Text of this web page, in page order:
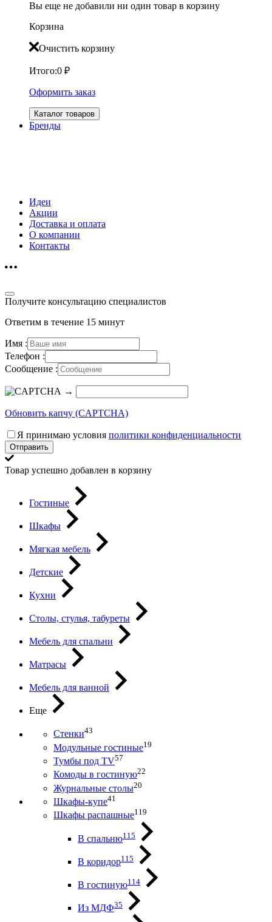
Вы еще не добавили ни один товар в корзину
Корзина
Очистить корзину
Итого:0 ₽
Оформить заказ
Каталог товаров
Бренды
Идеи
Акции
Доставка и оплата
О компании
Контакты
Получите консультацию специалистов
Ответим в течение 15 минут
Имя :
Телефон :
Сообщение :
→
Обновить капчу (CAPTCHA)
Я принимаю условия политики конфиденциальности
Отправить
Товар успешно добавлен в корзину
Гостиные
Шкафы
Мягкая мебель
Детские
Кухни
Столы, стулья, табуреты
Мебель для спальни
Матрасы
Мебель для ванной
Еще
Стенки43
Модульные гостиные19
Тумбы под ТV57
Комоды в гостиную22
Журнальные столы20
Шкафы-купе41
Шкафы распашные119
В спальню115
В коридор115
В гостиную114
Из МДФ35